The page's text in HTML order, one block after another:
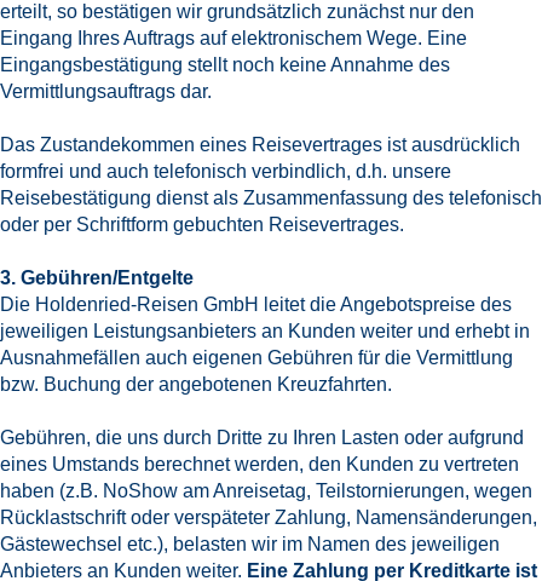
erteilt, so bestätigen wir grundsätzlich zunächst nur den
Eingang Ihres Auftrags auf elektronischem Wege. Eine
Eingangsbestätigung stellt noch keine Annahme des
Vermittlungsauftrags dar.
Das Zustandekommen eines Reisevertrages ist ausdrücklich
formfrei und auch telefonisch verbindlich, d.h. unsere
Reisebestätigung dienst als Zusammenfassung des telefonisch
oder per Schriftform gebuchten Reisevertrages.
3. Gebühren/Entgelte
Die Holdenried-Reisen GmbH leitet die Angebotspreise des
jeweiligen Leistungsanbieters an Kunden weiter und erhebt in
Ausnahmefällen auch eigenen Gebühren für die Vermittlung
bzw. Buchung der angebotenen Kreuzfahrten.
Gebühren, die uns durch Dritte zu Ihren Lasten oder aufgrund
eines Umstands berechnet werden, den Kunden zu vertreten
haben (z.B. NoShow am Anreisetag, Teilstornierungen, wegen
Rücklastschrift oder verspäteter Zahlung, Namensänderungen,
Gästewechsel etc.), belasten wir im Namen des jeweiligen
Anbieters an Kunden weiter. Eine Zahlung per Kreditkarte ist